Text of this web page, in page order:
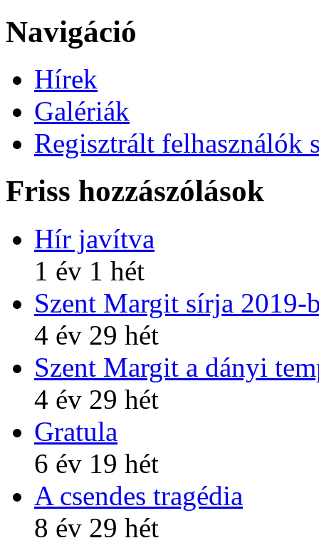
Navigáció
Hírek
Galériák
Regisztrált felhasználók
Friss hozzászólások
Hír javítva
1 év 1 hét
Szent Margit sírja 2019-
4 év 29 hét
Szent Margit a dányi
4 év 29 hét
Gratula
6 év 19 hét
A csendes tragédia
8 év 29 hét